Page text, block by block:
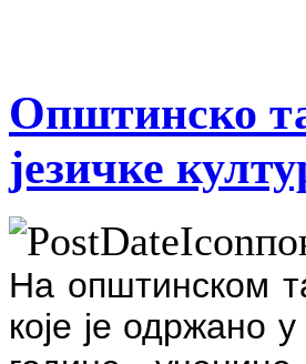
Општинско
језичке
На општинском
које је одржано